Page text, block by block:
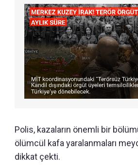
Polis, kazaların önemli bir
ölümcül kafa yaralanmaları
dikkat çekti.